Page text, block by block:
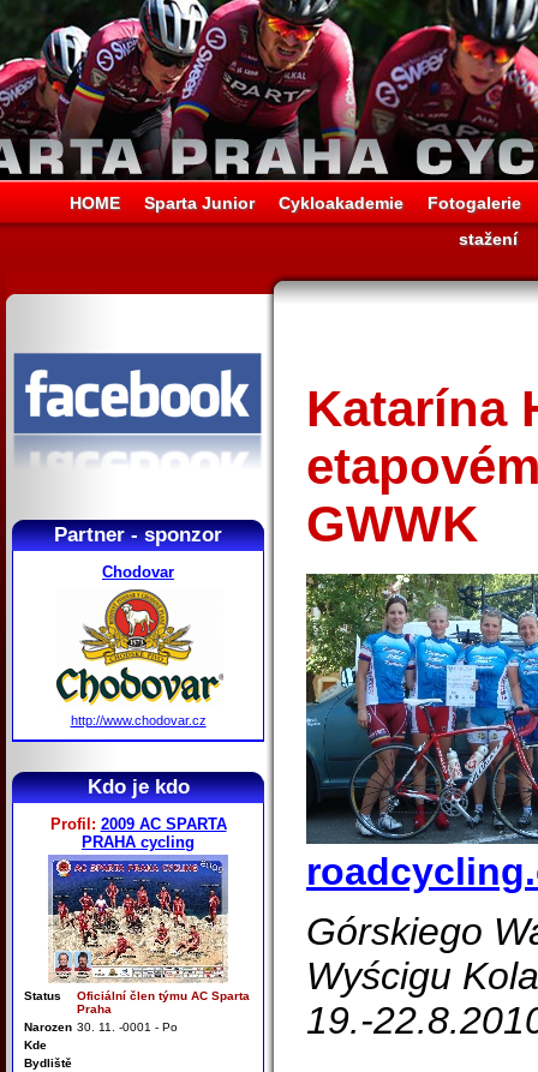
HOME Sparta Junior Cykloakademie
Fotogalerie
stažení
Partner - sponzor
Chodovar
http://www.chodovar.cz
Kdo je kdo
Profil: 2009 AC SPARTA
PRAHA cycling
Status
Oficiální člen týmu AC Sparta
Praha
Narozen 30. 11. -0001 - Po
Kde
Bydliště
Katarína
GWWK
Górskiego
Wyścigu
19.-